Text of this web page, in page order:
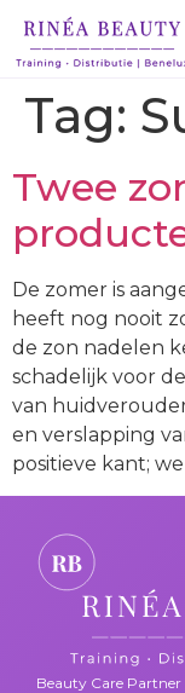
Tag:
Twee
De zomer is
heeft nog nooit
de zon nadelen
schadelijk voor
van
en verslapping
positieve kant;
Beauty Care